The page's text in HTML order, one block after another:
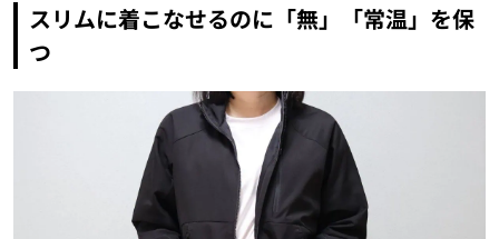
スリムに着こなせるのに「無」「常温」を保
つ